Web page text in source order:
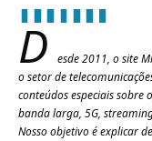
D
esde 2011, o site
o setor de
conteúdos especiais
banda larga, 5G,
Nosso objetivo é explicar